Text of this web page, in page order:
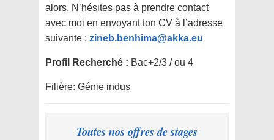
alors, N’hésites pas à prendre contact
avec moi en envoyant ton CV à l’adresse
suivante : zineb.benhima@akka.eu
Profil Recherché : Bac+2/3 / ou 4
Filière: Génie indus
Toutes nos offres de stages